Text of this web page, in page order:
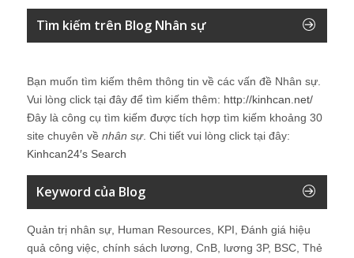
Tìm kiếm trên Blog Nhân sự
Bạn muốn tìm kiếm thêm thông tin về các vấn đề Nhân sự
Vui lòng click tại đây để tìm kiếm thêm: http://kinhcan.net/
Đây là công cụ tìm kiếm được tích hợp tìm kiếm khoảng 30
site chuyên về nhân sự. Chi tiết vui lòng click tại đây:
Kinhcan24′s Search
Keyword của Blog
Quản trị nhân sự, Human Resources, KPI, Đánh giá hiệu
quả công việc, chính sách lương, CnB, lương 3P, BSC, Thẻ